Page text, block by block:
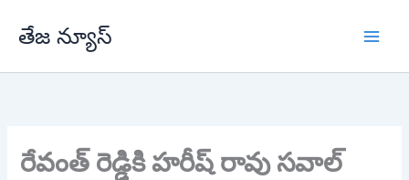
తేజ న్యూస్
రేవంత్ రెడ్డికి హరీష్ రావు సవాల్